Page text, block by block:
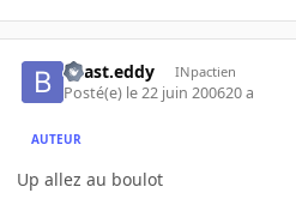
beast.eddy INpactien
Posté(e) le 22 juin 200620 a
AUTEUR
Up allez au boulot